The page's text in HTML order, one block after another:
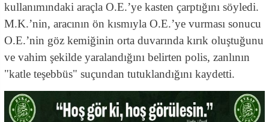
kullanımındaki araçla O.E.’ye kasten çarptığını söyledi.
M.K.’nin, aracının ön kısmıyla O.E.’ye vurması sonucu
O.E.’nin göz kemiğinin orta duvarında kırık oluştuğunu
ve vahim şekilde yaralandığını belirten polis, zanlının
"katle teşebbüs" suçundan tutuklandığını kaydetti.